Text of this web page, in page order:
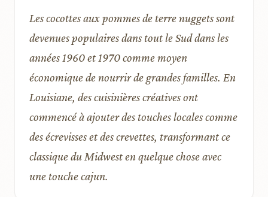
Les cocottes aux pommes de terre nuggets sont
devenues populaires dans tout le Sud dans les
années 1960 et 1970 comme moyen
économique de nourrir de grandes familles. En
Louisiane, des cuisinières créatives ont
commencé à ajouter des touches locales comme
des écrevisses et des crevettes, transformant ce
classique du Midwest en quelque chose avec
une touche cajun.